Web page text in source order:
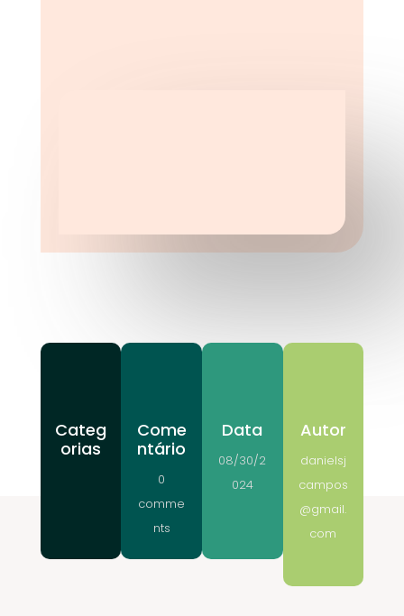
Categ
orias
Come
ntário
0
comme
nts
Data
08/30/2
024
Autor
danielsj
campos
@gmail.
com